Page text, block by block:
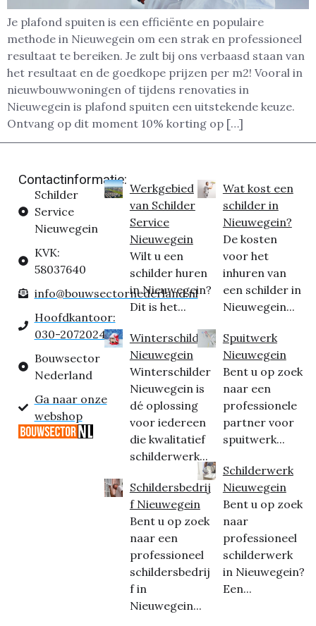
Je plafond spuiten is een efficiënte en populaire
methode in Nieuwegein om een strak en professioneel
resultaat te bereiken. Je zult bij ons verbaasd staan van
het resultaat en de goedkope prijzen per m2! Vooral in
nieuwbouwwoningen of tijdens renovaties in
Nieuwegein is plafond spuiten een uitstekende keuze.
Ontvang op dit moment 10% korting op […]
Contactinformatie:
Schilder
Service
Nieuwegein
KVK:
58037640
info@bouwsectornederland.nl
Hoofdkantoor:
030-2072024
Bouwsector
Nederland
Ga naar onze
webshop
Werkgebied
van Schilder
Service
Nieuwegein
Wilt u een
schilder huren
in Nieuwegein?
Dit is het...
Winterschilder
Nieuwegein
Winterschilder
Nieuwegein is
dé oplossing
voor iedereen
die kwalitatief
schilderwerk...
Schildersbedrij
f Nieuwegein
Bent u op zoek
naar een
professioneel
schildersbedrij
f in
Nieuwegein...
Wat kost een
schilder in
Nieuwegein?
De kosten
voor het
inhuren van
een schilder in
Nieuwegein...
Spuitwerk
Nieuwegein
Bent u op zoek
naar een
professionele
partner voor
spuitwerk...
Schilderwerk
Nieuwegein
Bent u op zoek
naar
professioneel
schilderwerk
in Nieuwegein?
Een...